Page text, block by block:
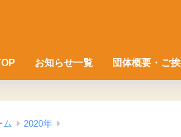
お知らせ一覧 団体概要・ご
ム 2020年